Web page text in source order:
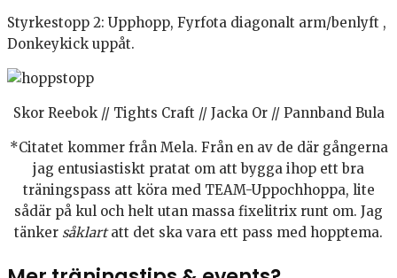
Styrkestopp 2: Upphopp, Fyrfota diagonalt arm/benlyft ,
Donkeykick uppåt.
Skor Reebok // Tights Craft // Jacka Or // Pannband Bula
*Citatet kommer från Mela. Från en av de där gångerna
jag entusiastiskt pratat om att bygga ihop ett bra
träningspass att köra med TEAM-Uppochhoppa, lite
sådär på kul och helt utan massa fixelitrix runt om. Jag
tänker såklartatt det ska vara ett pass med hopptema.